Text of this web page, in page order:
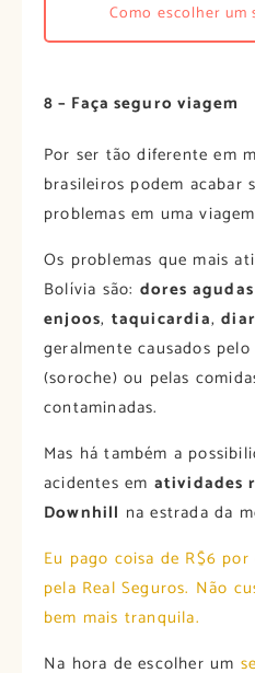
Como escolher um
8 – Faça seguro viagem
Por ser tão diferente em
brasileiros podem acabar
problemas em uma
Os problemas que mais
Bolívia são: dores
enjoos, taquicardia,
geralmente causados
(soroche) ou pelas
contaminadas.
Mas há também a
acidentes em atividades
Downhill na estrada da
Eu pago coisa de R$6
pela Real Seguros. Não
bem mais tranquila.
Na hora de escolher um